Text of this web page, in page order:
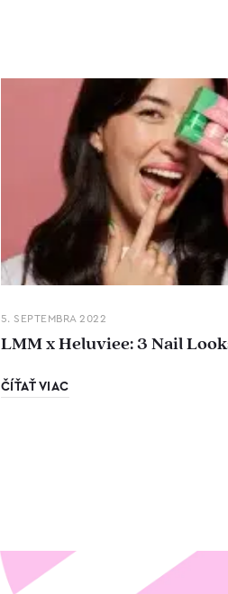
5. SEPTEMBRA 2022
LMM x Heluviee: 3 Nail
ČÍŤAŤ VIAC